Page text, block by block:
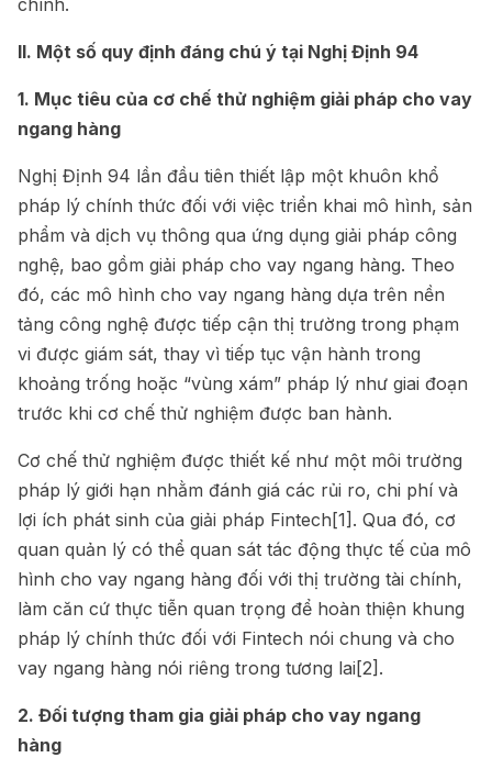
chính.
II. Một số quy định đáng chú ý tại Nghị Định 94
1. Mục tiêu của cơ chế thử nghiệm giải pháp cho vay
ngang hàng
Nghị Định 94 lần đầu tiên thiết lập một khuôn khổ
pháp lý chính thức đối với việc triển khai mô hình, sản
phẩm và dịch vụ thông qua ứng dụng giải pháp công
nghệ, bao gồm giải pháp cho vay ngang hàng. Theo
đó, các mô hình cho vay ngang hàng dựa trên nền
tảng công nghệ được tiếp cận thị trường trong phạm
vi được giám sát, thay vì tiếp tục vận hành trong
khoảng trống hoặc “vùng xám” pháp lý như giai đoạn
trước khi cơ chế thử nghiệm được ban hành.
Cơ chế thử nghiệm được thiết kế như một môi trường
pháp lý giới hạn nhằm đánh giá các rủi ro, chi phí và
lợi ích phát sinh của giải pháp Fintech [1] . Qua đó, cơ
quan quản lý có thể quan sát tác động thực tế của mô
hình cho vay ngang hàng đối với thị trường tài chính,
làm căn cứ thực tiễn quan trọng để hoàn thiện khung
pháp lý chính thức đối với Fintech nói chung và cho
vay ngang hàng nói riêng trong tương lai [2] .
2. Đối tượng tham gia giải pháp cho vay ngang
hàng